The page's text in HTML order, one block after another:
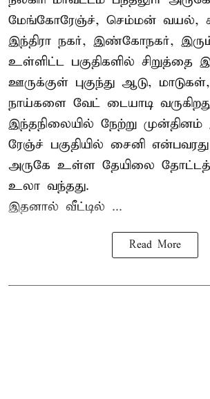
மேங்கோரேஞ்ச், செம்மன் வயல்,
இந்திரா நகர், இண்கோநகர்,
உள்ளிட்ட பகுதிகளில் சிறுத்தை
ஊருக்குள் புகுந்து ஆடு,
நாய்களை வேட் டையாடி
இந்தநிலையில் நேற்று
ரேஞ்ச் பகுதியில் சைனி
அருகே உள்ள தேயிலை
உலா வந்தது.
இதனால் வீட்டில் ...
Read More